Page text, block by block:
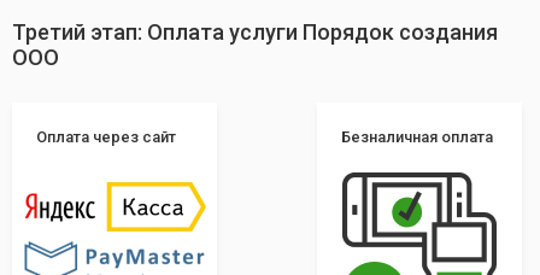
Третий этап: Оплата услуги Порядок создания
ООО
Оплата через сайт Безналичная оплата